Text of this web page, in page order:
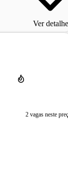
Ver
2 vagas neste